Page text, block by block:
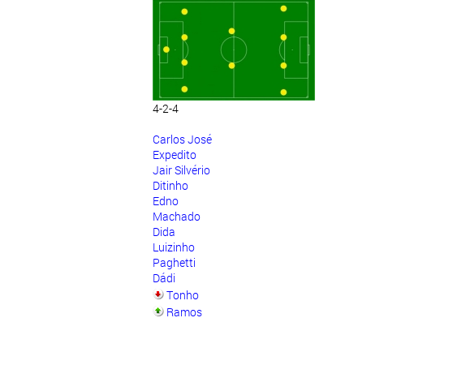
4-2-4
Carlos José
Expedito
Jair Silvério
Ditinho
Edno
Machado
Dida
Luizinho
Paghetti
Dádi
Tonho
Ramos